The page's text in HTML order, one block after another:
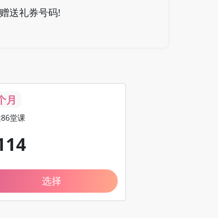
赠送礼券号码!
月
堂课
选择